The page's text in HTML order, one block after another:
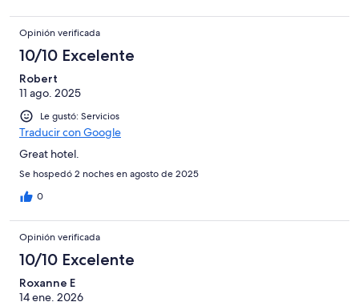
Opinión verificada
10/10 Excelente
Robert
11 ago. 2025
Le gustó: Servicios
Traducir con Google
Great hotel.
Se hospedó 2 noches en agosto de 2025
0
Opinión verificada
10/10 Excelente
Roxanne E
14 ene. 2026